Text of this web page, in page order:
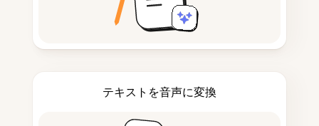
テキストを音声に変換